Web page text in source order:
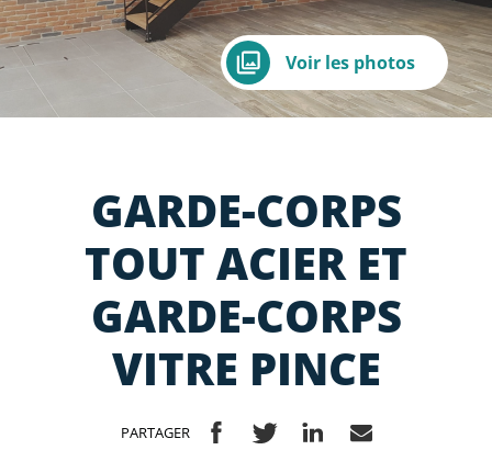
Voir les photos
GARDE-CORPS
TOUT ACIER ET
GARDE-CORPS
VITRE PINCE
PARTAGER